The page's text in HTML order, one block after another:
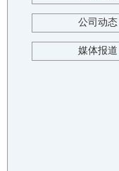
公司动态
媒体报道